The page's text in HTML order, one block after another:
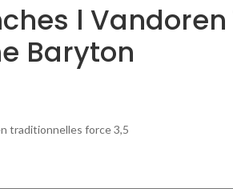
l
Baryton
traditionnelles force 3,5